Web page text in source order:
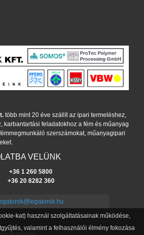
több mint 20 éve szállít az ipari termeléshez,
karbantartási feladatokhoz a fém és műanyag
szerszámokat, műanyagipari
VELÜNK
+36 1 260 5800
+36 20 8282 360
kat) használ szolgáltatásainak működése,
valamint a felhasználói élmény fokozása